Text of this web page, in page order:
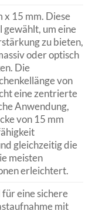
x 15 mm. Diese
gewählt, um eine
zu bieten,
oder optisch
Die
von
eine zentrierte
Anwendung,
von 15 mm
gleichzeitig die
meisten
erleichtert.
eine sichere
mit